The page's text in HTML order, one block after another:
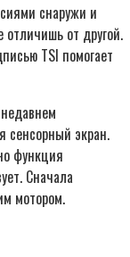
снаружи и
от другой.
TSI помогает
сенсорный экран.
функция
Сначала
мотором.